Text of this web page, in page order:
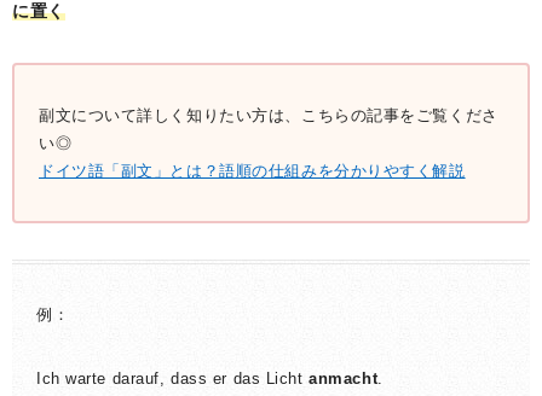
に置く
副文について詳しく知りたい方は、こちらの記事をご覧くださ
い◎
ドイツ語「副文」とは？語順の仕組みを分かりやすく解説
例：
Ich warte darauf, dass er das Lichtanmacht.